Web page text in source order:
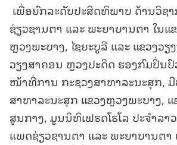
ເພື່ອຍົກລະດັບປະສິດທິພາບ ດ້ານວິຊ
ຊ່ຽວຊານຕາ ແລະ ພະຍາບານຕາ ໃນແ
ຫຼວງພະບາງ, ໄຊຍະບູລີ ແລະ ແຂວງວ
ວຽງສາຄອນ ຫຼວງປະດິດ ຮອງກົມປິ່ນ
ໜ້າທີ່ການ ກະຊວງສາທາລະນະສຸກ,
ສາທາລະນະສຸກ ແຂວງຫຼວງພະບາງ,
ສູນກາງ, ມູນນິທິເຟຮດໂຣໂລ ປະຈຳລາ
ແພດຊ່ຽວຊານຕາ ແລະ ພະຍາບານຕາ